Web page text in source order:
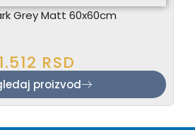
Grey Matt 60x60cm
1.512 RSD
proizvod